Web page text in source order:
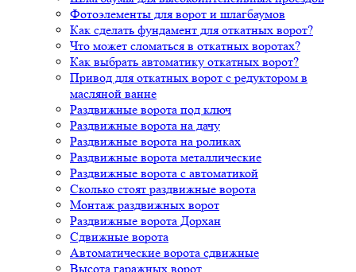
Фотоэлементы для ворот и шлагбаумов
Как сделать фундамент для откатных ворот?
Что может сломаться в откатных воротах?
Как выбрать автоматику откатных ворот?
Привод для откатных ворот с редуктором в
масляной ванне
Раздвижные ворота под ключ
Раздвижные ворота на дачу
Раздвижные ворота на роликах
Раздвижные ворота металлические
Раздвижные ворота с автоматикой
Сколько стоят раздвижные ворота
Монтаж раздвижных ворот
Раздвижные ворота Дорхан
Сдвижные ворота
Автоматические ворота сдвижные
Высота гаражных ворот